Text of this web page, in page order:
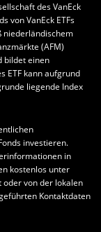
des VanEck
von VanEck ETFs
niederländischem
(AFM)
bildet einen
ETF kann aufgrund
liegende Index
investieren.
in
kostenlos unter
oder von der lokalen
Kontaktdaten